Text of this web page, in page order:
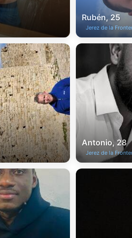
Rubén, 25
Jerez de la
Antonio, 28
Jerez de la